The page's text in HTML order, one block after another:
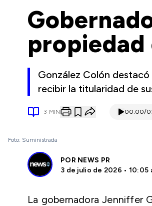
propiedad
González Colón
recibir la titularidad de
3 MIN 00:00/
Foto: Suministrada
POR NEWS PR
3 de julio de 2026 • 10:05
La gobernadora Jenniffer